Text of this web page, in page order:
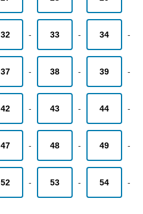
32 - 33 - 34 -
37 - 38 - 39 -
42 - 43 - 44 -
47 - 48 - 49 -
52 - 53 - 54 -